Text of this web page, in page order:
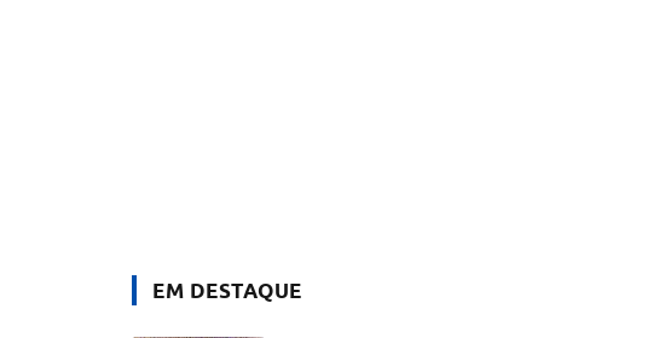
EM DESTAQUE